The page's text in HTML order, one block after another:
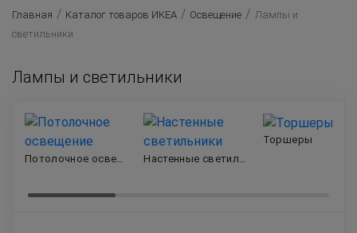
Главная Каталог товаров ИКЕА Освещение
Лампы и
светильники
Лампы и светильники
Торшеры